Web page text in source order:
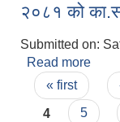
२०८१ को
Submitted on:
Read more
Pages
« first
4
5